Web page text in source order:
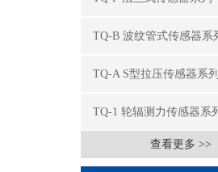
TQ-B 波纹管式传感器系
TQ-A S型拉压传感器系列
TQ-1 轮辐测力传感器系
查看更多 >>